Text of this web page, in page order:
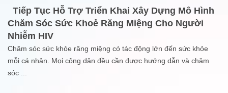
Tiếp Tục Hỗ Trợ Triển Khai Xây Dựng Mô Hình
Chăm Sóc Sức Khoẻ Răng Miệng Cho Người
Nhiễm HIV
Chăm sóc sức khỏe răng miệng có tác động lớn đến sức khỏe
mỗi cá nhân. Mọi công dân đều cần được hướng dẫn và chăm
sóc